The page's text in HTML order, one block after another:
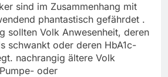
sind im Zusammenhang mit
phantastisch gefährdet .
sollten Volk Anwesenheit, deren
schwankt oder deren HbA1c-
nachrangig ältere Volk
oder